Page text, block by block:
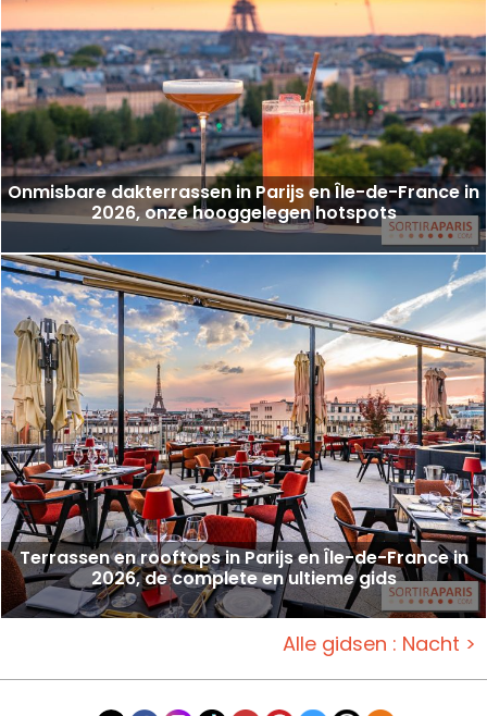
Onmisbare dakterrassen in Parijs en Île-de-France in
2026, onze hooggelegen hotspots
Terrassen en rooftops in Parijs en Île-de-France in
2026, de complete en ultieme gids
Alle gidsen : Nacht >